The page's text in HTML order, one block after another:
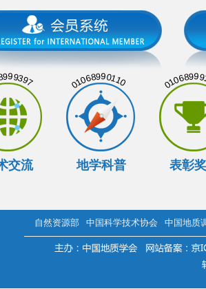
交流
01068990110
地学科普 表彰
自然资源部 中国科学技术协会 中国地质